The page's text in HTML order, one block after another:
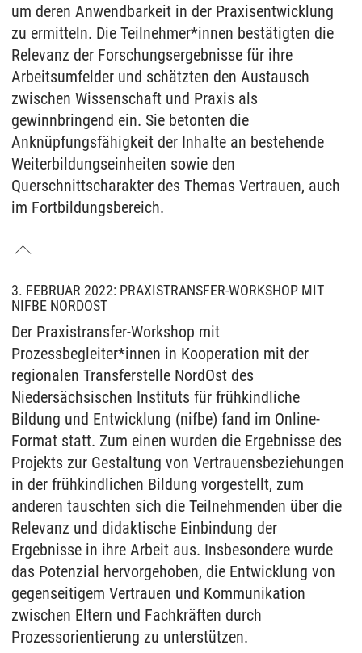
um deren Anwendbarkeit in der Praxisentwicklung
zu ermitteln. Die Teilnehmer*innen bestätigten die
Relevanz der Forschungsergebnisse für ihre
Arbeitsumfelder und schätzten den Austausch
zwischen Wissenschaft und Praxis als
gewinnbringend ein. Sie betonten die
Anknüpfungsfähigkeit der Inhalte an bestehende
Weiterbildungseinheiten sowie den
Querschnittscharakter des Themas Vertrauen, auch
im Fortbildungsbereich.
3. FEBRUAR 2022: PRAXISTRANSFER-WORKSHOP MIT
NIFBE NORDOST
Der Praxistransfer-Workshop mit
Prozessbegleiter*innen in Kooperation mit der
regionalen Transferstelle NordOst des
Niedersächsischen Instituts für frühkindliche
Bildung und Entwicklung (nifbe) fand im Online-
Format statt. Zum einen wurden die Ergebnisse des
Projekts zur Gestaltung von Vertrauensbeziehungen
in der frühkindlichen Bildung vorgestellt, zum
anderen tauschten sich die Teilnehmenden über die
Relevanz und didaktische Einbindung der
Ergebnisse in ihre Arbeit aus. Insbesondere wurde
das Potenzial hervorgehoben, die Entwicklung von
gegenseitigem Vertrauen und Kommunikation
zwischen Eltern und Fachkräften durch
Prozessorientierung zu unterstützen.